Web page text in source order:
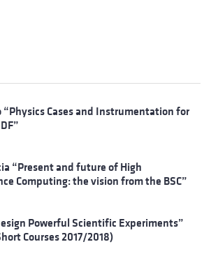
“Physics Cases and Instrumentation for
“Present and future of High
Computing: the vision from the BSC”
Powerful Scientific Experiments”
Courses 2017/2018)